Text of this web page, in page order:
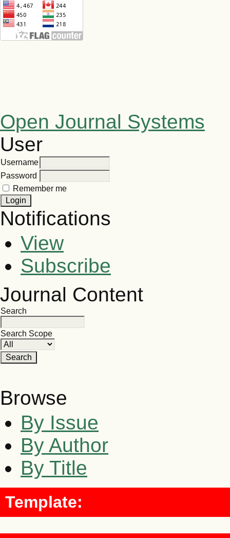
Open Journal Systems
User
Username
Password
Remember me
Notifications
View
Subscribe
Journal Content
Search
Search Scope
Browse
By Issue
By Author
By Title
Template: